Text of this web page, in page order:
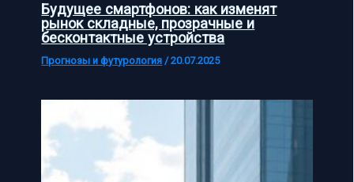
Будущее смартфонов: как изменят
рынок складные, прозрачные и
бесконтактные устройства
Прогнозы и футурология /20.07.2025